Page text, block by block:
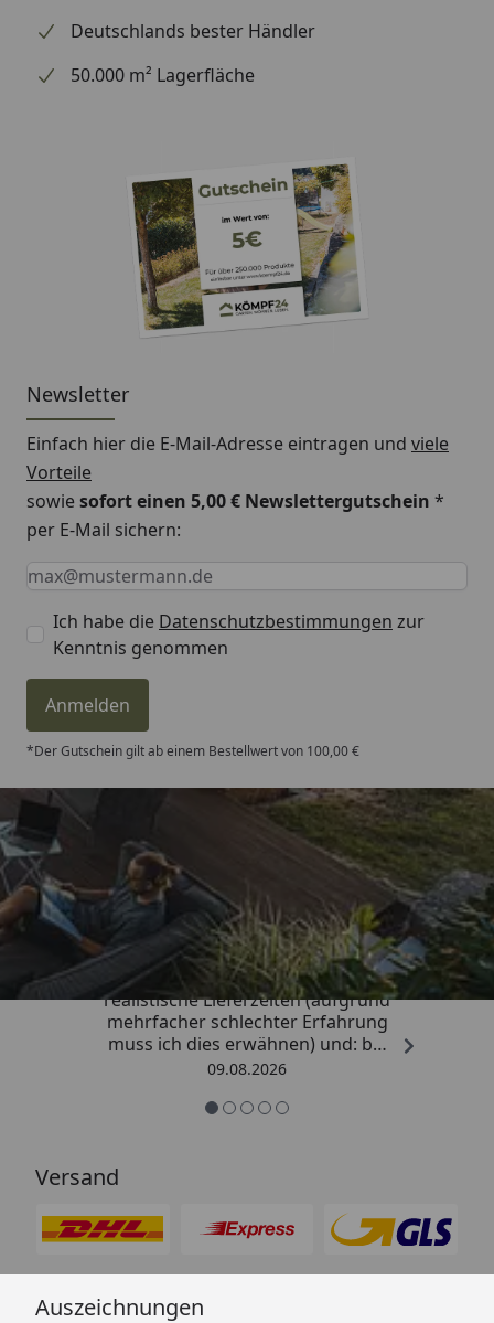
Deutschlands bester Händler
50.000 m² Lagerfläche
Newsletter
Einfach hier die E-Mail-Adresse eintragen und viele
Vorteile
sowiesofort einen 5,00 € Newslettergutschein *
per E-Mail sichern:
Keine Eingabe erforderlich
Eingabe erforderlich
E-Mail *
Ich habe die Datenschutzbestimmungen zur
Kenntnis genommen
Anmelden
*Der Gutschein gilt ab einem Bestellwert von 100,00 €
Trusted Shops
4,81/ 5
„Sehr gute Qualitäts-Markenware,
realistische Lieferzeiten (aufgrund
mehrfacher schlechter Erfahrung
muss ich dies erwähnen) und: bei
Kritik kommt die Antwort
Menschen mit Verstand und nicht
(auch dass ist leider immer öfter
09.08.2026
Versand
Auszeichnungen